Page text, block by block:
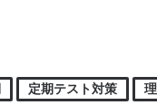
定期テスト対策